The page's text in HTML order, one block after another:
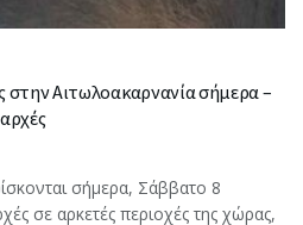
στην Αιτωλοακαρνανία σήμερα –
σήμερα, Σάββατο 8
σε αρκετές περιοχές της χώρας,